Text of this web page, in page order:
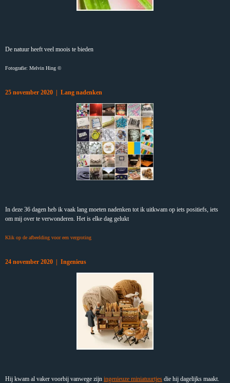
De natuur heeft veel moois te bieden
Fotografie: Melvin Hing ©
25 november 2020 | Lang nadenken
In deze 36 dagen heb ik vaak lang moeten nadenken tot ik uitkwam op iets positiefs, iets
om mij over te verwonderen. Het is elke dag gelukt
Klik op de afbeelding voor een vergroting
24 november 2020 | Ingenieus
Hij kwam al vaker voorbij vanwege zijn ingenieuze miniatuurtjes die hij dagelijks maakt.